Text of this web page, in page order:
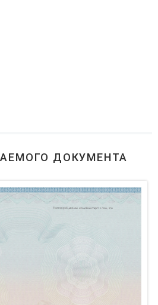
ДОКУМЕНТА